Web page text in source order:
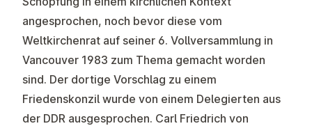
angesprochen, noch bevor diese vom
Weltkirchenrat auf seiner 6. Vollversammlung in
Vancouver 1983 zum Thema gemacht worden
sind. Der dortige Vorschlag zu einem
Friedenskonzil wurde von einem Delegierten aus
der DDR ausgesprochen. Carl Friedrich von